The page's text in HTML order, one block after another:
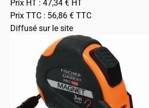
Prix HT : 47,34 € HT
Prix TTC : 56,86 € TTC
Diffusé sur le site